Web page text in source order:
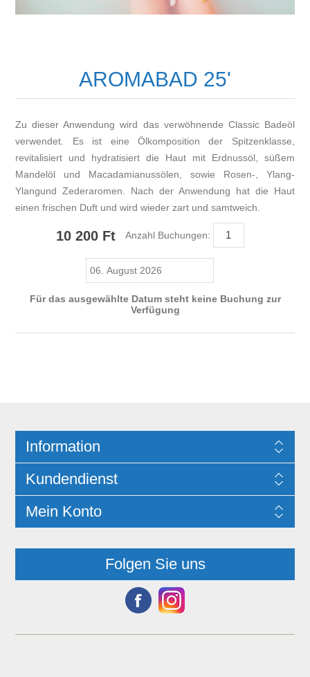
AROMABAD 25'
Zu dieser Anwendung wird das verwöhnende Classic Badeöl
verwendet. Es ist eine Ölkomposition der Spitzenklasse,
revitalisiert und hydratisiert die Haut mit Erdnussöl, süßem
Mandelöl und Macadamianussölen, sowie Rosen-, Ylang-
Ylangund Zederaromen. Nach der Anwendung hat die Haut
einen frischen Duft und wird wieder zart und samtweich.
10 200 Ft Anzahl Buchungen:
Für das ausgewählte Datum steht keine Buchung zur
Verfügung
Information
Kundendienst
Mein Konto
Folgen Sie uns